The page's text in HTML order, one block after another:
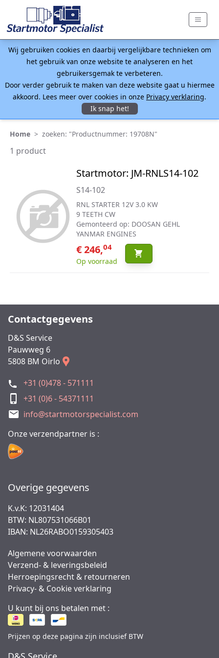
Wij gebruiken cookies en daarbij vergelijkbare technieken om
het gebruik van onze website te analyseren en het
gebruikersgemak te verbeteren.
Door verder gebruik te maken van deze website gaat u hiermee
akkoord. Lees meer over cookies in onze Privacy verklaring.
Ik snap het!
Home > zoeken: "Productnummer: 19708N"
1 product
Startmotor: JM-RNLS14-102
S14-102
RNL STARTER 12V 3.0 KW
9 TEETH CW
Gemonteerd op: DOOSAN GEHL
YANMAR ENGINES
€ 246,04
Op voorraad
Contactgegevens
D&S Service
Pauwweg 6
5808 BM Oirlo
+31 (0)478 - 571111
+31 (0)6 - 54371111
info@startmotorspecialist.com
Onze verzendpartner is :
Overige gegevens
K.v.K: 12031404
BTW: NL807531066B01
IBAN: NL26RABO0159305403
Algemene voorwaarden
Verzend- & leveringsbeleid
Herroepingsrecht & retourneren
Privacy- & Cookie verklaring
U kunt bij ons betalen met :
Prijzen op deze pagina zijn inclusief BTW